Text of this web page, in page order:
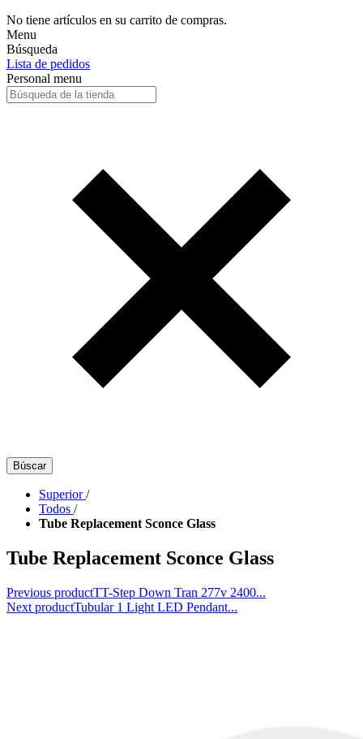
No tiene artículos en su carrito de compras.
Menu
Búsqueda
Lista de pedidos
Personal menu
Búscar
Superior /
Todos /
Tube Replacement Sconce Glass
Tube Replacement Sconce Glass
Previous productTT-Step Down Tran 277v 2400...
Next productTubular 1 Light LED Pendant...